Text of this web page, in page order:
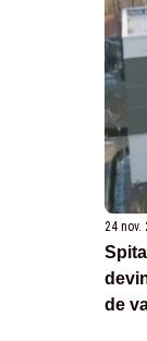
24 nov.
de